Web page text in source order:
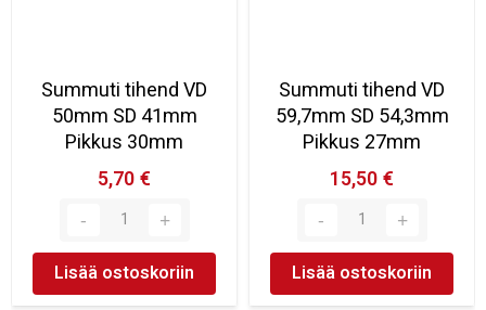
Summuti tihend VD
50mm SD 41mm
Pikkus 30mm
5,70 €
Lisää ostoskoriin
Summuti tihend VD
59,7mm SD 54,3mm
Pikkus 27mm
15,50 €
Lisää ostoskoriin